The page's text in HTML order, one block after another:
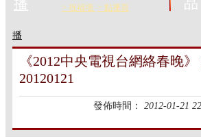
播
> 祝福墻 > 點播頁
品
播
《2012中央電視台網絡春晚
20120121
發佈時間： 2012-01-21